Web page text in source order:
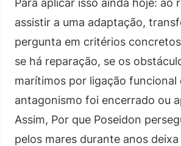
Para aplicar isso ainda hoje: ao
assistir a uma adaptação,
pergunta em critérios
se há reparação, se os
marítimos por ligação funcional
antagonismo foi encerrado ou
Assim, Por que Poseidon
pelos mares durante anos deixa